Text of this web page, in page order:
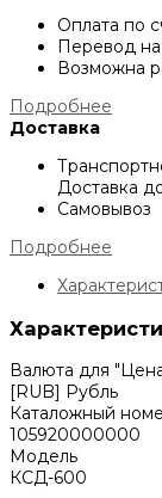
Оплата по
Перевод
Возможна
Подробнее
Доставка
Доставка
Самовывоз
Подробнее
Валюта для
[RUB] Рубль
Каталожный
105920000000
Модель
КСД-600